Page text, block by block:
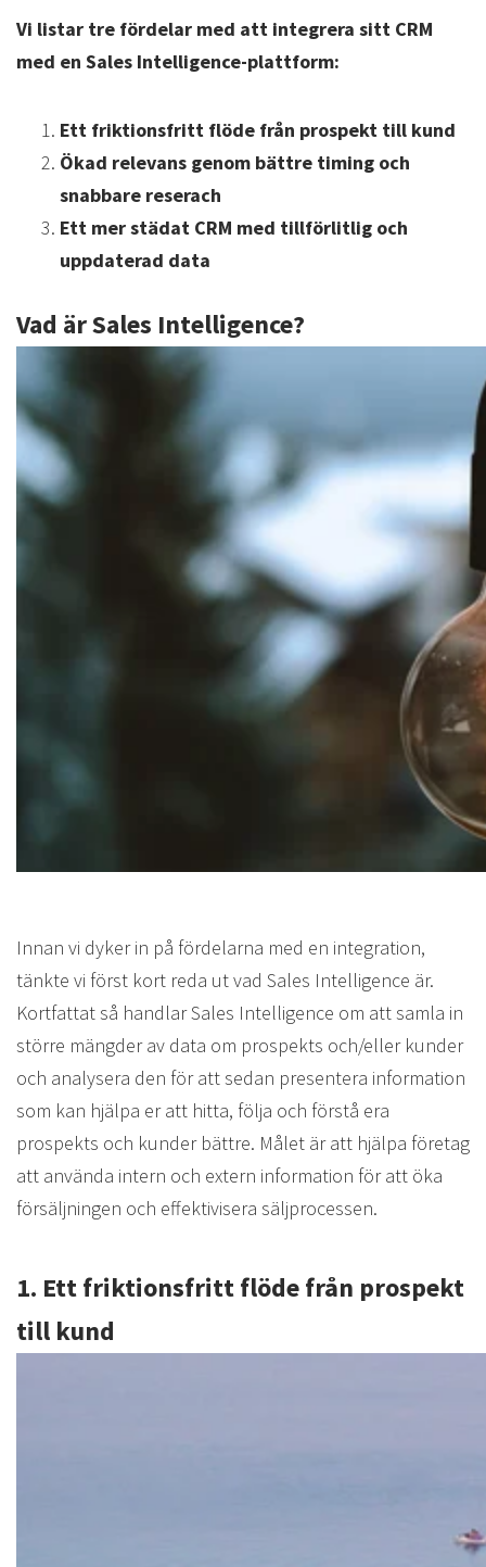
Vi listar tre fördelar med att integrera sitt CRM
med en Sales Intelligence-plattform:
Ett friktionsfritt flöde från prospekt till kund
Ökad relevans genom bättre timing och
snabbare reserach
Ett mer städat CRM med tillförlitlig och
uppdaterad data
Vad är Sales Intelligence?
Innan vi dyker in på fördelarna med en integration,
tänkte vi först kort reda ut vad Sales Intelligence är.
Kortfattat så handlar Sales Intelligence om att samla in
större mängder av data om prospekts och/eller kunder
och analysera den för att sedan presentera information
som kan hjälpa er att hitta, följa och förstå era
prospekts och kunder bättre. Målet är att hjälpa företag
att använda intern och extern information för att öka
försäljningen och effektivisera säljprocessen.
1. Ett friktionsfritt flöde från prospekt
till kund